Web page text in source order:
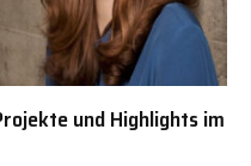
und Highlights im